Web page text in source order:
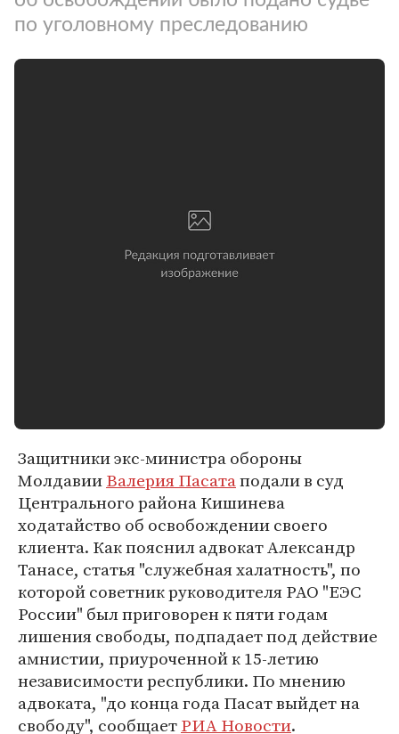
по уголовному преследованию
Защитники экс-министра обороны
МолдавииВалерия Пасатаподали в суд
Центрального района Кишинева
ходатайство об освобождении своего
клиента. Как пояснил адвокат Александр
Танасе, статья "служебная халатность", по
которой советник руководителя РАО "ЕЭС
России" был приговорен к пяти годам
лишения свободы, подпадает под действие
амнистии, приуроченной к 15-летию
независимости республики. По мнению
адвоката, "до конца года Пасат выйдет на
свободу", сообщаетРИА Новости.